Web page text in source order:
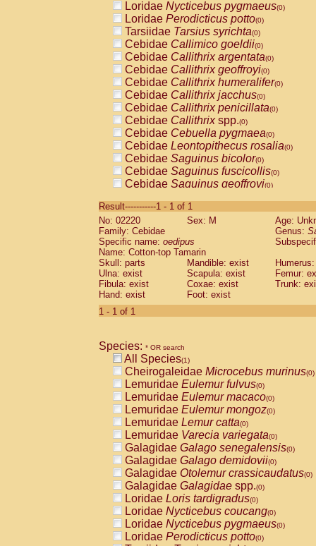
Loridae Nycticebus pygmaeus(0)
Loridae Perodicticus potto(0)
Tarsiidae Tarsius syrichta(0)
Cebidae Callimico goeldii(0)
Cebidae Callithrix argentata(0)
Cebidae Callithrix geoffroyi(0)
Cebidae Callithrix humeralifer(0)
Cebidae Callithrix jacchus(0)
Cebidae Callithrix penicillata(0)
Cebidae Callithrixspp.(0)
Cebidae Cebuella pygmaea(0)
Cebidae Leontopithecus rosalia(0)
Cebidae Saguinus bicolor(0)
Cebidae Saguinus fuscicollis(0)
Cebidae Saguinus geoffroyi(0)
CebidaeSaguinus labiatus(0)
Cebidae Saguinus leucopus (0)
Cebidae
CebidaeSaguinus mystax
Cebidae Saguinus nigricollis (0)
Cebidae Saguinus oedipus
Cebidae Saguinus weddelli
Cebidae Saguinusspp.
Cebidae
CebidaeCebus capucinus
CebidaeCebus nigrivittatus
CebidaeCebus spp.(0)
CebidaeSaimiri boliviensis(0)
CebidaeSaimiri sciureus(0)
AtelidaeAlouatta caraya(0)
AtelidaeAlouatta fusca(0)
AtelidaeAlouatta seniculus(0)
AtelidaeAlouattaspp.(0)
AtelidaeAteles belzebuth(0)
AtelidaeAteles geoffroyi(0)
AtelidaeAteles paniscus(0)
AtelidaeAtelesspp.(0)
AtelidaeLagothrix lagothricha(0)
AtelidaeLagothrix lagothricha cana
PitheciidaeCacajao calvus
Result-----------1 - 1 of 1
No: 02220
Sex: M
Age:
Family: Cebidae
Genus:
Specific name: oedipus
Name: Cotton-top Tamarin
Skull: parts
Mandible: exist
Ulna: exist
Scapula: exist
Femur:
Fibula: exist
Coxae: exist
Trunk:
Hand: exist
Foot: exist
1 - 1 of 1
Species: * OR search
All Species(1)
Cheirogaleidae Microcebus murinus(0)
Lemuridae Eulemur fulvus(0)
Lemuridae Eulemur macaco(0)
Lemuridae Eulemur mongoz(0)
Lemuridae Lemur catta(0)
Lemuridae Varecia variegata(0)
Galagidae Galago senegalensis(0)
Galagidae Galago demidovii(0)
Galagidae Otolemur crassicaudatus(0)
Galagidae Galagidae spp.(0)
Loridae Loris tardigradus(0)
Loridae Nycticebus coucang(0)
Loridae Nycticebus pygmaeus(0)
Loridae Perodicticus potto(0)